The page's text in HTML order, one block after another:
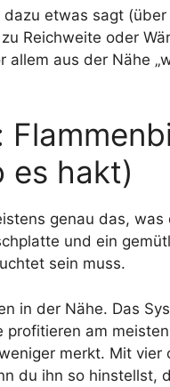
etwas sagt
Reichweite oder
aus der Nähe
es hakt)
genau das,
und ein
sein muss.
in der Nähe. Das
am
merkt. Mit
du ihn so hinstellst,